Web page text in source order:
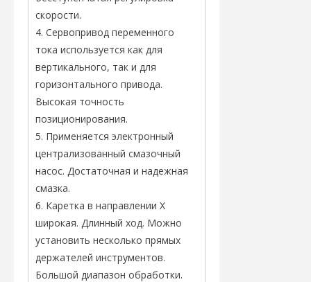
скорости.
4. Сервопривод переменного
тока используется как для
вертикального, так и для
горизонтального привода.
Высокая точность
позиционирования.
5. Применяется электронный
централизованный смазочный
насос. Достаточная и надежная
смазка.
6. Каретка в направлении X
широкая. Длинный ход. Можно
установить несколько прямых
держателей инструментов.
Большой диапазон обработки.